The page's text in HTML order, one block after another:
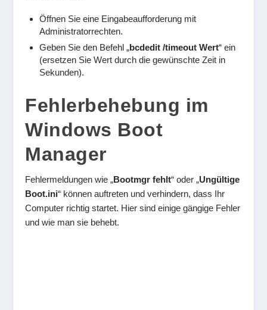
Öffnen Sie eine Eingabeaufforderung mit
Administratorrechten.
Geben Sie den Befehl „bcdedit /timeout Wert“ ein
(ersetzen Sie Wert durch die gewünschte Zeit in
Sekunden).
Fehlerbehebung im
Windows Boot
Manager
Fehlermeldungen wie „Bootmgr fehlt“ oder „Ungültige
Boot.ini“ können auftreten und verhindern, dass Ihr
Computer richtig startet. Hier sind einige gängige Fehler
und wie man sie behebt.